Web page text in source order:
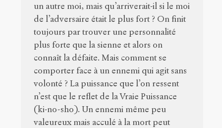
un autre moi, mais qu’arriverait-il si le moi
de l’adversaire était le plus fort ? On finit
toujours par trouver une personnalité
plus forte que la sienne et alors on
connaît la défaite. Mais comment se
comporter face à un ennemi qui agit sans
volonté ? La puissance que l’on ressent
n’est que le reflet de la Vraie Puissance
(ki-no-sho). Un ennemi même peu
valeureux mais acculé à la mort peut